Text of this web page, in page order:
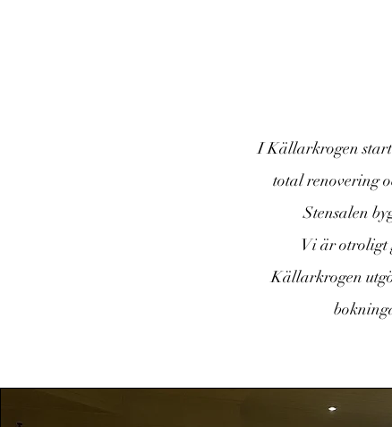
I Källarkrogen
total renovering
Stensalen
Vi är otroligt
Källarkrogen